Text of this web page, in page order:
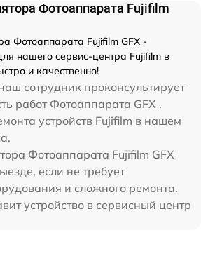
Фотоаппарата Fujifilm
Фотоаппарата Fujifilm GFX -
нашего сервис-центра Fujifilm в
и качественно!
сотрудник проконсультирует
работ Фотоаппарата GFX .
устройств Fujifilm в нашем
Фотоаппарата Fujifilm GFX
если не требует
и сложного ремонта.
устройство в сервисный центр